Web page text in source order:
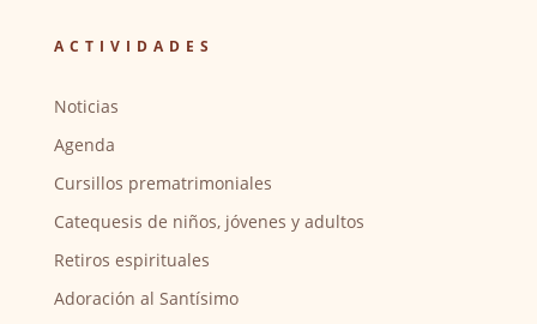
ACTIVIDADES
Noticias
Agenda
Cursillos prematrimoniales
Catequesis de niños, jóvenes y adultos
Retiros espirituales
Adoración al Santísimo